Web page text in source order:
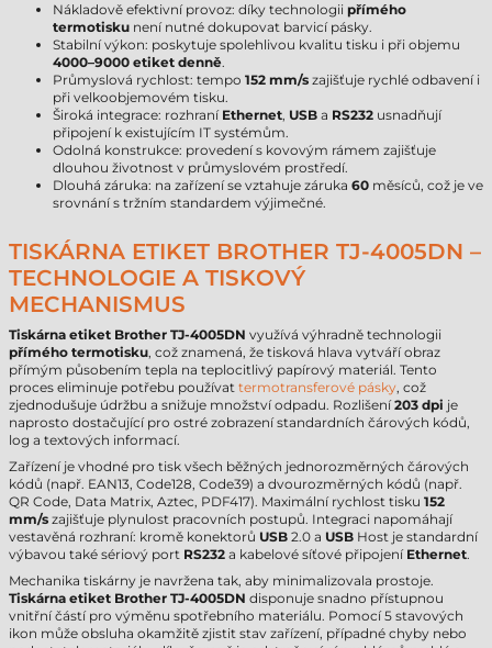
Nákladově efektivní provoz: díky technologii přímého
termotisku není nutné dokupovat barvicí pásky.
Stabilní výkon: poskytuje spolehlivou kvalitu tisku i při objemu
4000–9000 etiket denně.
Průmyslová rychlost: tempo 152 mm/s zajišťuje rychlé odbavení i
při velkoobjemovém tisku.
Široká integrace: rozhraní Ethernet, USB a RS232 usnadňují
připojení k existujícím IT systémům.
Odolná konstrukce: provedení s kovovým rámem zajišťuje
dlouhou životnost v průmyslovém prostředí.
Dlouhá záruka: na zařízení se vztahuje záruka 60 měsíců, což je ve
srovnání s tržním standardem výjimečné.
TISKÁRNA ETIKET BROTHER TJ-4005DN –
TECHNOLOGIE A TISKOVÝ
MECHANISMUS
Tiskárna etiket Brother TJ-4005DN využívá výhradně technologii
přímého termotisku, což znamená, že tisková hlava vytváří obraz
přímým působením tepla na teplocitlivý papírový materiál. Tento
proces eliminuje potřebu používat termotransferové pásky, což
zjednodušuje údržbu a snižuje množství odpadu. Rozlišení203 dpi je
naprosto dostačující pro ostré zobrazení standardních čárových kódů,
log a textových informací.
Zařízení je vhodné pro tisk všech běžných jednorozměrných čárových
kódů (např. EAN13, Code128, Code39) a dvourozměrných kódů (např.
QR Code, Data Matrix, Aztec, PDF417). Maximální rychlost tisku 152
mm/s zajišťuje plynulost pracovních postupů. Integraci napomáhají
vestavěná rozhraní: kromě konektorů USB 2.0 a USB Host je standardní
výbavou také sériový port RS232 a kabelové síťové připojení Ethernet.
Mechanika tiskárny je navržena tak, aby minimalizovala prostoje.
Tiskárna etiket Brother TJ-4005DN disponuje snadno přístupnou
vnitřní částí pro výměnu spotřebního materiálu. Pomocí 5 stavových
ikon může obsluha okamžitě zjistit stav zařízení, případné chyby nebo